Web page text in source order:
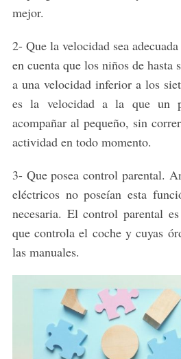
mejor.
2- Que la velocidad sea
en cuenta que los niños de hasta
a una velocidad inferior a los
es la velocidad a la que un
acompañar al pequeño, sin
actividad en todo momento.
3- Que posea control parental.
eléctricos no poseían esta
necesaria. El control parental
que controla el coche y cuyas
las manuales.